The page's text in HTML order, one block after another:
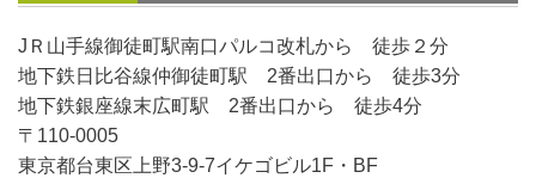
JＲ山手線御徒町駅南口パルコ改札から 徒歩２分
地下鉄日比谷線仲御徒町駅 2番出口から 徒歩3分
地下鉄銀座線末広町駅 2番出口から 徒歩4分
〒110-0005
東京都台東区上野3-9-7イケゴビル1F・BF